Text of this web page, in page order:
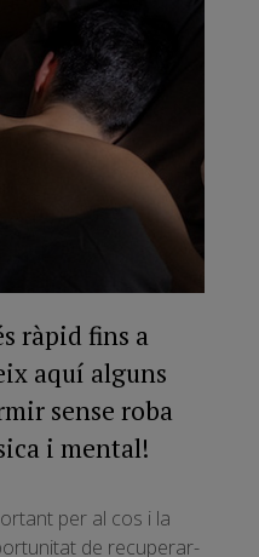
ràpid fins a
aquí alguns
sense roba
i mental!
per al cos i la
de recuperar-